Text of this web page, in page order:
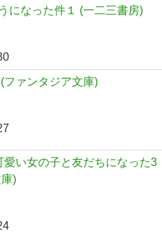
になった件１ (一二三書房)
ファンタジア文庫)
愛い女の子と友だちになった3
)